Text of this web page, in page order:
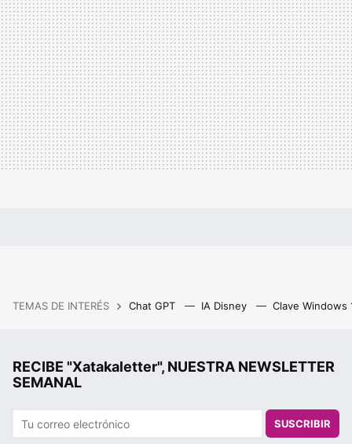
TEMAS DE INTERÉS Chat GPT IA Disney Clave Windows
RECIBE "Xatakaletter", NUESTRA NEWSLETTER
SEMANAL
SUSCRIBIR